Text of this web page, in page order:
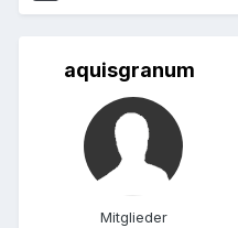
aquisgranum
Mitglieder